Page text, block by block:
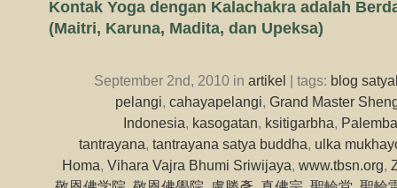
Kontak Yoga dengan Kalachakra adalah
(Maitri, Karuna, Madita, dan Upeksa)
September 2nd, 2010 in artikel | tags: blog
pelangi, cahayapelangi, Grand Master
Indonesia, kasogatan, ksitigarbha,
tantrayana, tantrayana satya buddha, ulka
Homa, Vihara Vajra Bhumi Sriwijaya, www.tbsn.org,